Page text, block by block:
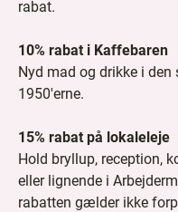
rabat.
10% rabat i Kaffebaren
Nyd mad og drikke i
1950'erne.
15% rabat på lokaleleje
Hold bryllup, reception,
eller lignende i
rabatten gælder ikke